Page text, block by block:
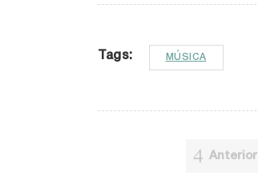
Tags: MÚSICA
Anterior